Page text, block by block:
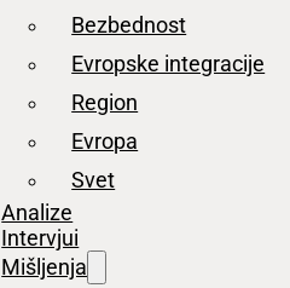
Bezbednost
Evropske integracije
Region
Evropa
Svet
Analize
Intervjui
Mišljenja